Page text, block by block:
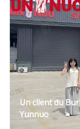
Un client du
Yunnuo